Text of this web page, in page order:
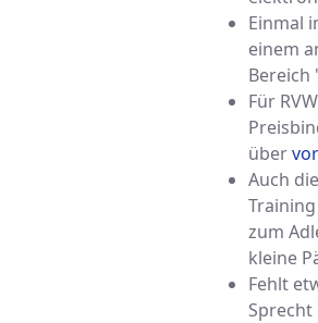
Einmal
einem
Bereich
Für
über
Auch
zum
kleine
Fehlt